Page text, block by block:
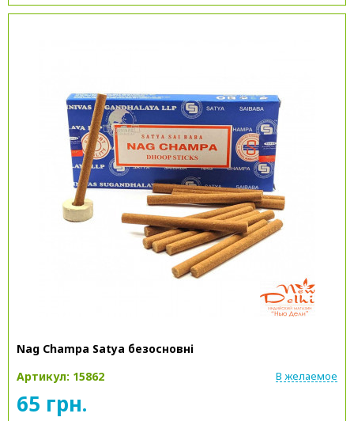
Nag Champa Satya безосновні
Артикул: 15862
В желаемое
65 грн.